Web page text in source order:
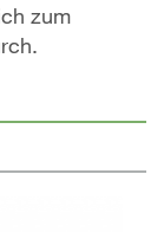
zum